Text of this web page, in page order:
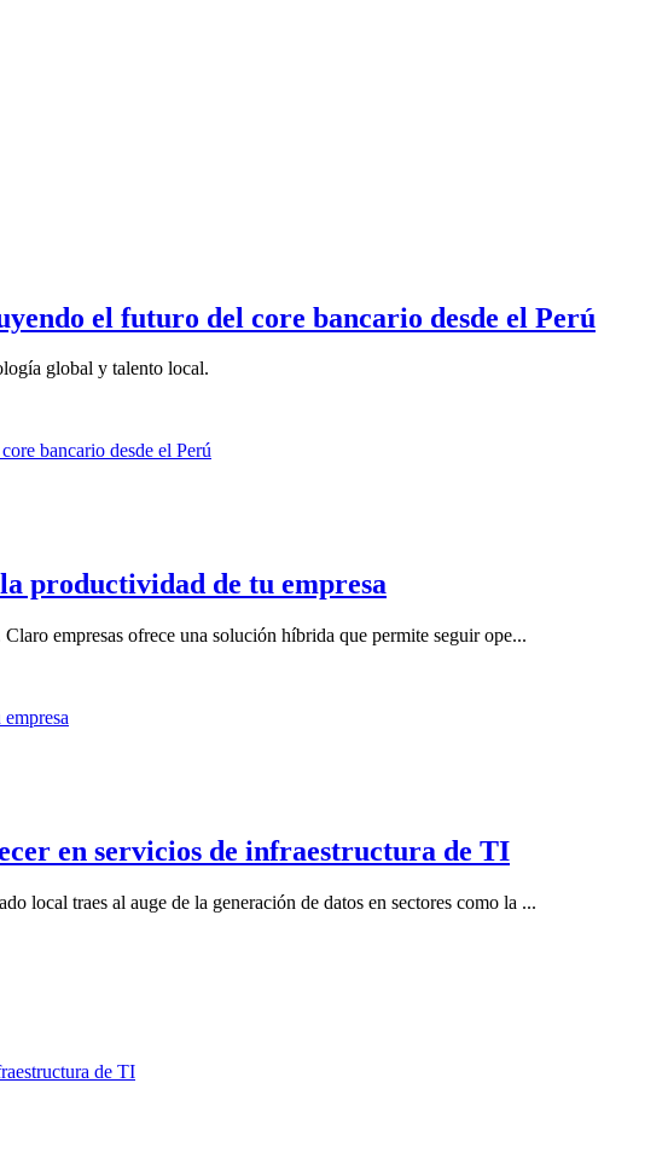
el futuro del core bancario desde el Perú
global y talento local.
productividad de tu empresa
empresas ofrece una solución híbrida que permite seguir ope...
en servicios de infraestructura de TI
local traes al auge de la generación de datos en sectores como la ...